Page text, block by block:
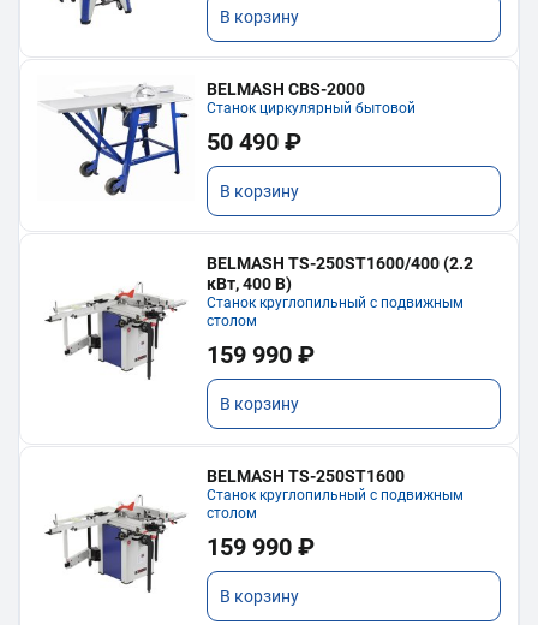
В корзину
BELMASH CBS-2000
Станок циркулярный бытовой
50 490 ₽
В корзину
BELMASH TS-250ST1600/400 (2.2
кВт, 400 В)
Станок круглопильный с подвижным
столом
159 990 ₽
В корзину
BELMASH TS-250ST1600
Станок круглопильный с подвижным
столом
159 990 ₽
В корзину